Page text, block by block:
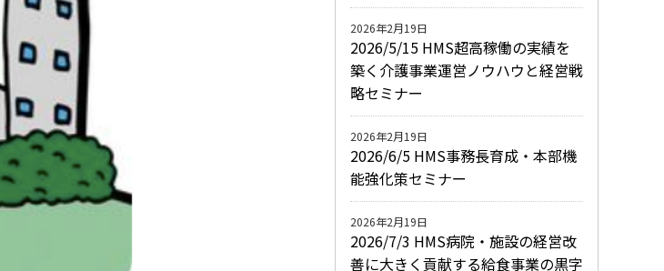
2026/5/15 HMS超高稼働の実績を
築く介護事業運営ノウハウと経営戦
略セミナー
2026年2月19日
2026/6/5 HMS事務長育成・本部機
能強化策セミナー
2026年2月19日
2026/7/3 HMS病院・施設の経営改
善に大きく貢献する給食事業の黒字
2026年2月19日